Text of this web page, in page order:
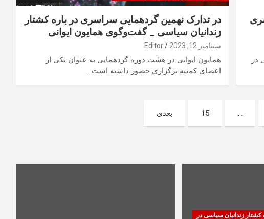
در
در تدارک نهمین گردهمایی سراسری در باره کشتار
زندانیان سیاسی _ گفت‌وگوی همایون ایوانی
سپتامبر 12, 2023 Editor
همایون ایوانی در هشت دوره گردهمایی به عنوان یکی از
اعضای کمیته برگزاری حضور داشته است.…
…
15 بعدی
زندانیان سیاسی در